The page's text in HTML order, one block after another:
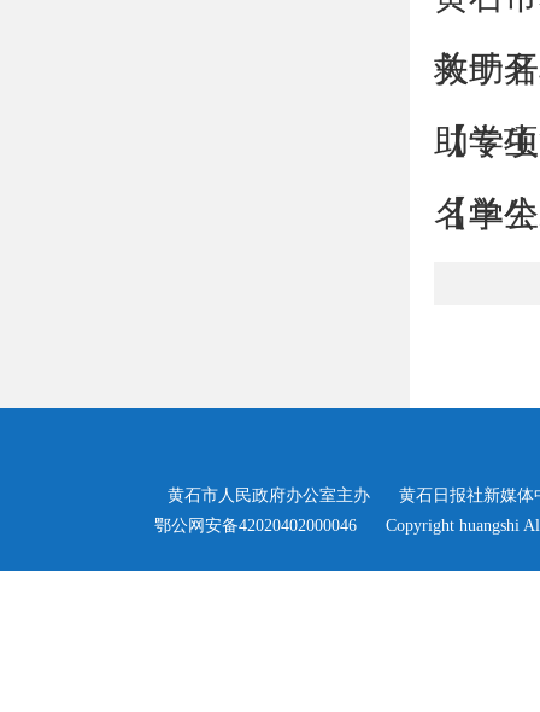
救助
关于
助专
【学
名单
【学
黄石市人民政府办公室主办
黄石日报社新媒体
鄂公网安备42020402000046
Copyright huangshi